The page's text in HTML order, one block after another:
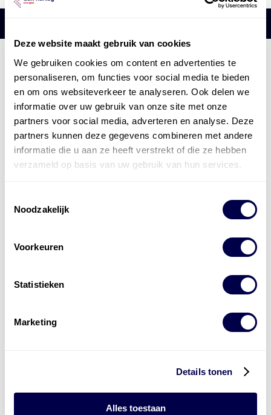
Deze website maakt gebruik van cookies
We gebruiken cookies om content en advertenties te
personaliseren, om functies voor social media te bieden
en om ons websiteverkeer te analyseren. Ook delen we
informatie over uw gebruik van onze site met onze
partners voor social media, adverteren en analyse. Deze
partners kunnen deze gegevens combineren met andere
informatie die u aan ze heeft verstrekt of die ze hebben
verzameld op basis van uw gebruik van hun services.
Noodzakelijk
Voorkeuren
Statistieken
Marketing
Details tonen
Alles toestaan
Den Hartog Energies
bestaat uit vier divisies
enERE’s